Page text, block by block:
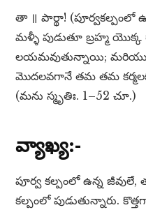
తా ॥ పార్థా!
మళ్ళీ పుడుతూ బ్రహ్మ
లయమవుతున్నాయి; మరియు,
మొదలవగానే తమ తమ
(మను స్మృతిః. 1–52 చూ.)
వ్యాఖ్య:-
పూర్వ కల్పంలో ఉన్న జీవులే,
కల్పంలో పుడుతున్నారు.